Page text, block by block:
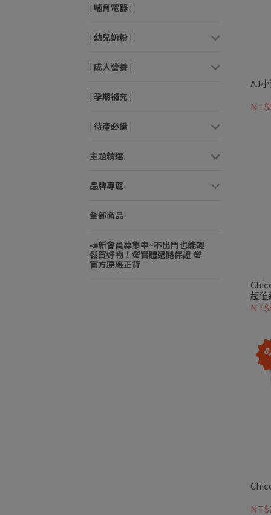
| 哺育電器 |
| 幼兒奶粉 |
| 成人營養 |
| 孕期補充 |
| 待產必備 |
主題精選
品牌專區
全部商品
📣新會員募集中~不出門也能輕
鬆買好物！💯實體通路保證 💯
官方原廠正貨
AJ
超值